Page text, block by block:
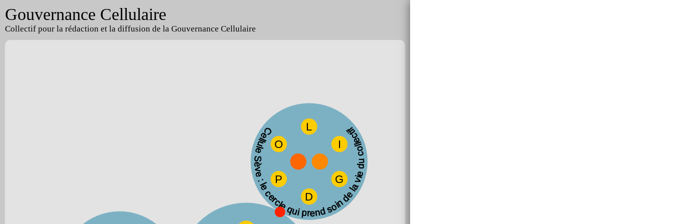
Gouvernance Cellulaire
Collectif pour la rédaction et la diffusion de la Gouvernance Cellulaire
Cellule Sève : le cercle qui prend soin de la vie du collectif
D
G
I
L
O
P